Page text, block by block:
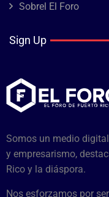
Sobrel El Foro
Sign Up
Somos un medio
y empresarismo,
Rico y la diáspora.
Nos esforzamos por